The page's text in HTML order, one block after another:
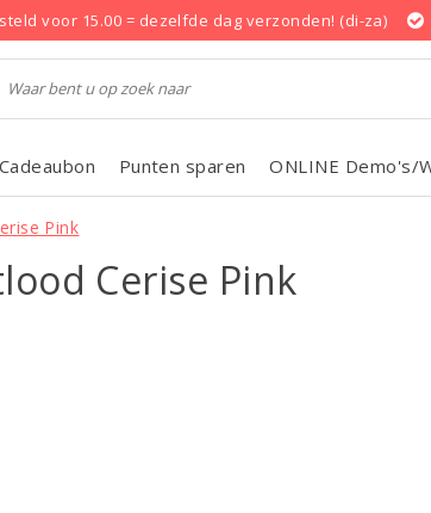
voor 15.00 = dezelfde dag verzonden! (di-za)
Punten sparen ONLINE Demo's/
Pink
Cerise Pink